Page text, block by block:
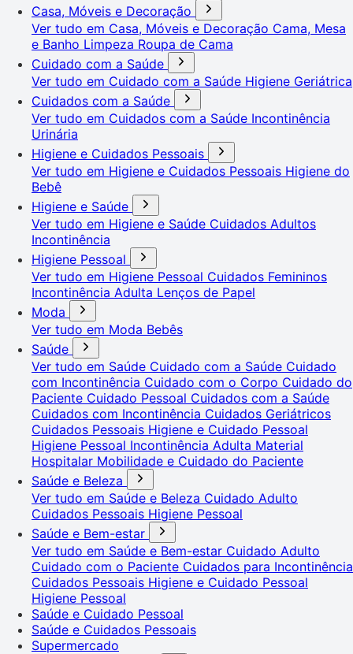
Casa, Móveis e Decoração
Ver tudo em Casa, Móveis e Decoração Cama, Mesa
e Banho Limpeza Roupa de Cama
Cuidado com a Saúde
Ver tudo em Cuidado com a Saúde Higiene Geriátrica
Cuidados com a Saúde
Ver tudo em Cuidados com a Saúde Incontinência
Urinária
Higiene e Cuidados Pessoais
Ver tudo em Higiene e Cuidados Pessoais Higiene do
Bebê
Higiene e Saúde
Ver tudo em Higiene e Saúde Cuidados Adultos
Incontinência
Higiene Pessoal
Ver tudo em Higiene Pessoal Cuidados Femininos
Incontinência Adulta Lenços de Papel
Moda
Ver tudo em Moda Bebês
Saúde
Ver tudo em Saúde Cuidado com a Saúde Cuidado
com Incontinência Cuidado com o Corpo Cuidado do
Paciente Cuidado Pessoal Cuidados com a Saúde
Cuidados com Incontinência Cuidados Geriátricos
Cuidados Pessoais Higiene e Cuidado Pessoal
Higiene Pessoal Incontinência Adulta Material
Hospitalar Mobilidade e Cuidado do Paciente
Saúde e Beleza
Ver tudo em Saúde e Beleza Cuidado Adulto
Cuidados Pessoais Higiene Pessoal
Saúde e Bem-estar
Ver tudo em Saúde e Bem-estar Cuidado Adulto
Cuidado com o Paciente Cuidados para Incontinência
Cuidados Pessoais Higiene e Cuidado Pessoal
Higiene Pessoal
Saúde e Cuidado Pessoal
Saúde e Cuidados Pessoais
Supermercado